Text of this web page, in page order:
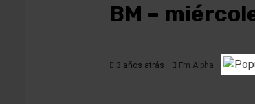
BM –
3 años atrás Fm Alpha